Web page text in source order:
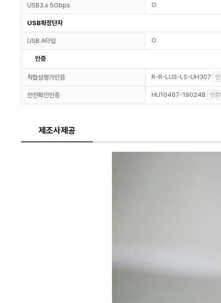
USB3.x 5Gbps O
USB확장단자
USB A타입 O
인증
적합성평가인증 R-R-LUS-LS-UH307
안전확인인증 HU10467-19024B 인증
제조사제공